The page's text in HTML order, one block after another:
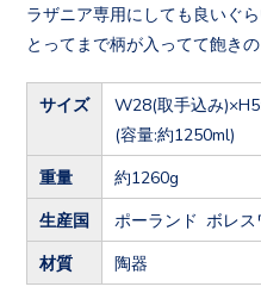
ラザニア専用にしても良いぐ
とってまで柄が入ってて飽き
サイズ W28(取手込み)
(容量:約1250ml)
重量 約1260g
生産国 ポーランド ボレス
材質 陶器